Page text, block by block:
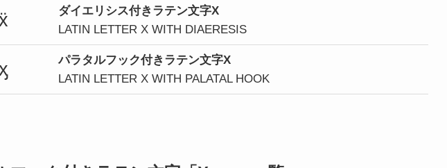
ダイエリシス付きラテン文字X
LATIN LETTER X WITH DIAERESIS
パラタルフック付きラテン文字X
LATIN LETTER X WITH PALATAL HOOK